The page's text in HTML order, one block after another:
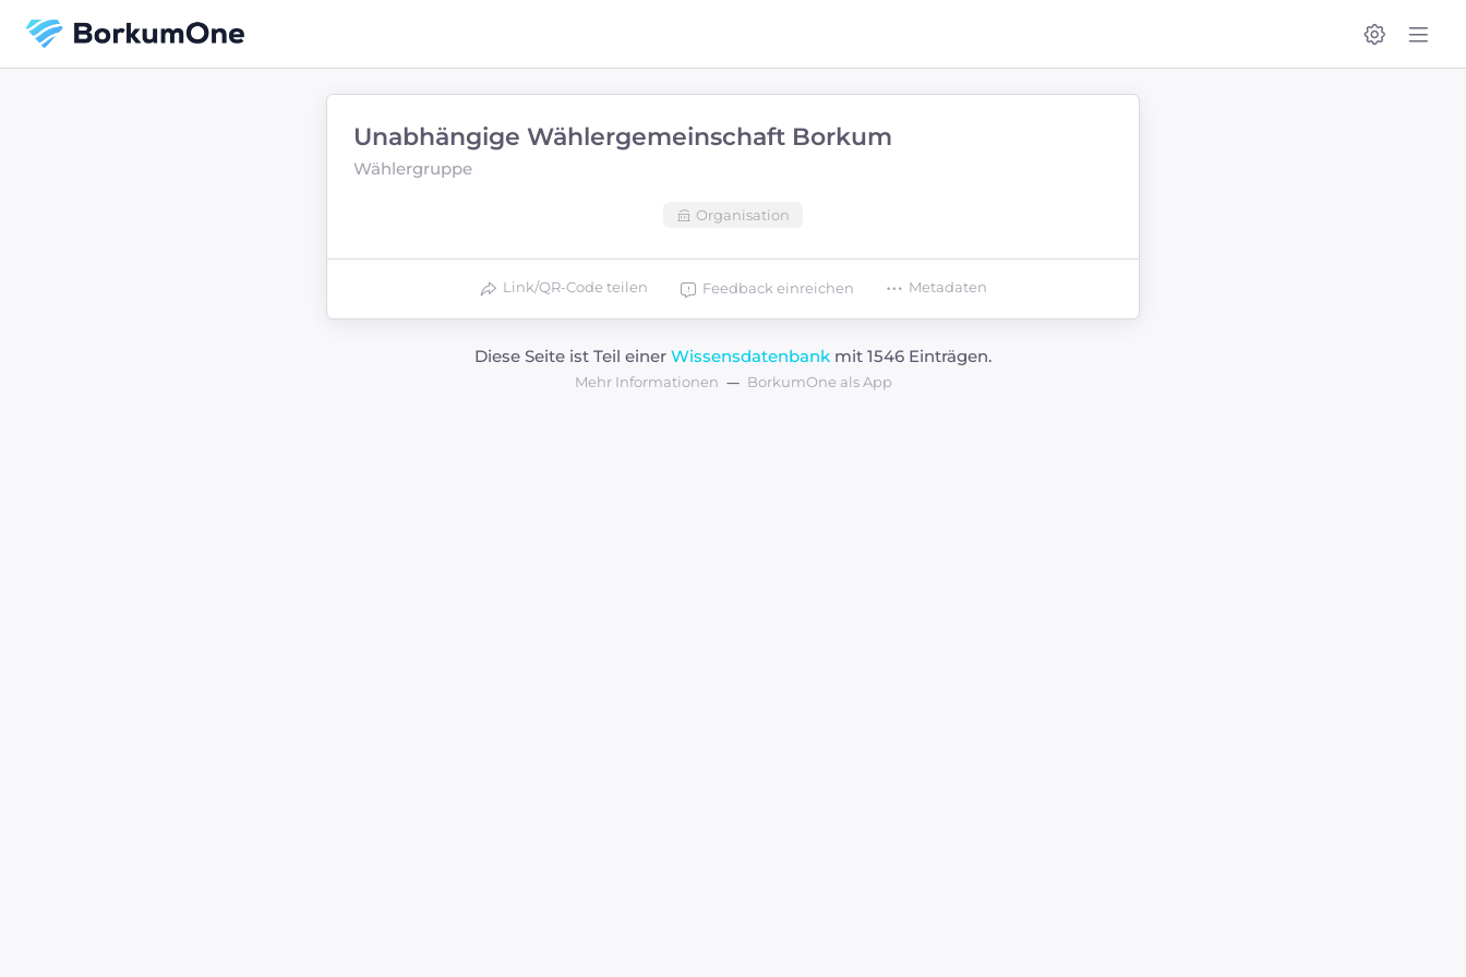
Unabhängige Wählergemeinschaft Borkum
Wählergruppe
Organisation
Link/QR-Code teilen Feedback einreichen Metadaten
Diese Seite ist Teil einer Wissensdatenbank mit 1546 Einträgen.
Mehr Informationen BorkumOne als App